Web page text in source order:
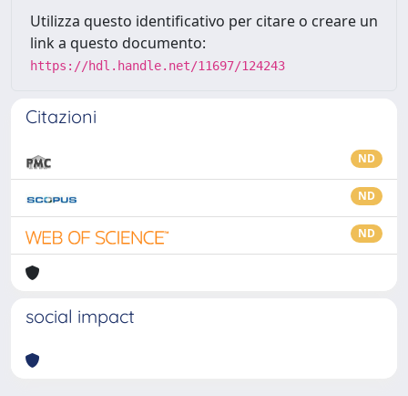
Utilizza questo identificativo per citare o creare un
link a questo documento:
https://hdl.handle.net/11697/124243
Citazioni
ND
ND
ND
social impact